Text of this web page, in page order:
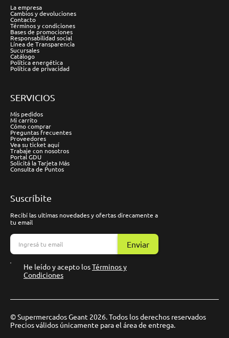
La empresa
Cambios y devoluciones
Contacto
Términos y condiciones
Bases de promociones
Responsabilidad social
Línea de Transparencia
Sucursales
Catálogo
Política energética
Política de privacidad
SERVICIOS
Mis pedidos
Mi carrito
Cómo comprar
Preguntas frecuentes
Proveedores
Vea su ticket aquí
Trabaje con nosotros
Portal GDU
Solicitá la Tarjeta Más
Consulta de Puntos
Suscríbite
Recibí las ultimas novedades y ofertas direcamente a
tu email
Enviar
He leído y acepto losTérminos y
Condiciones
© Supermercados Geant 2026. Todos los derechos reservados
Precios válidos únicamente para el área de entrega.